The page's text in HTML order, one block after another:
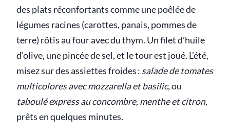
des plats réconfortants comme une poêlée de
légumes racines (carottes, panais, pommes de
terre) rôtis au four avec du thym. Un filet d’huile
d’olive, une pincée de sel, et le tour est joué. L’été,
misez sur des assiettes froides : salade de tomates
multicolores avec mozzarella et basilic, ou
taboulé express au concombre, menthe et citron,
prêts en quelques minutes.